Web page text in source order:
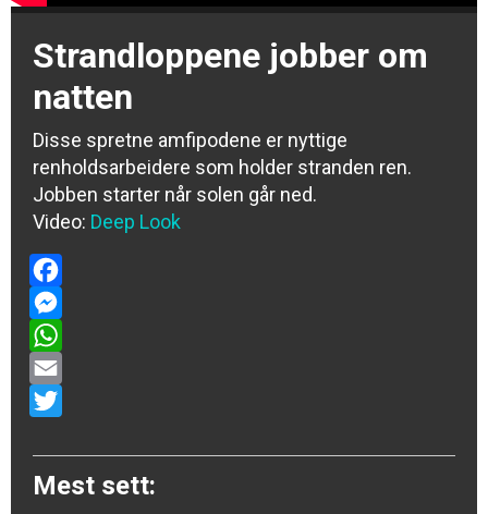
Strandloppene jobber om
natten
Disse spretne amfipodene er nyttige
renholdsarbeidere som holder stranden ren.
Jobben starter når solen går ned.
Video: Deep Look
Facebook
Messenger
WhatsApp
Email
Mest sett: